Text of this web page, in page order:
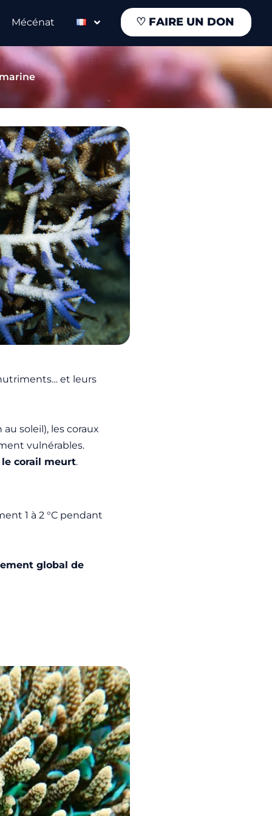
Mécénat ♡ FAIRE UN DON
et leurs
soleil), les coraux
vulnérables.
le corail meurt.
1 à 2 °C pendant
global de